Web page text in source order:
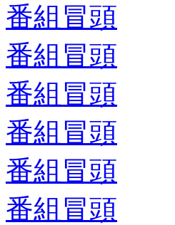
番組冒頭
番組冒頭
番組冒頭
番組冒頭
番組冒頭
番組冒頭